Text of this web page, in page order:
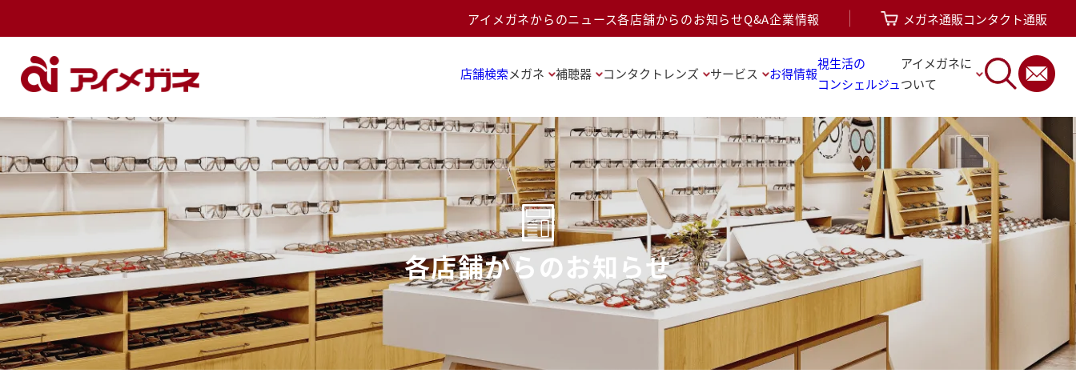
アイメガネからのニュース各店舗からのお知らせQ&A企業情報 メガネ通販コンタクト通販
店舗検索メガネ 補聴器 コンタクトレンズ サービス お得情報
視生活の
コンシェルジュ
アイメガネに
ついて
各店舗からのお知らせ